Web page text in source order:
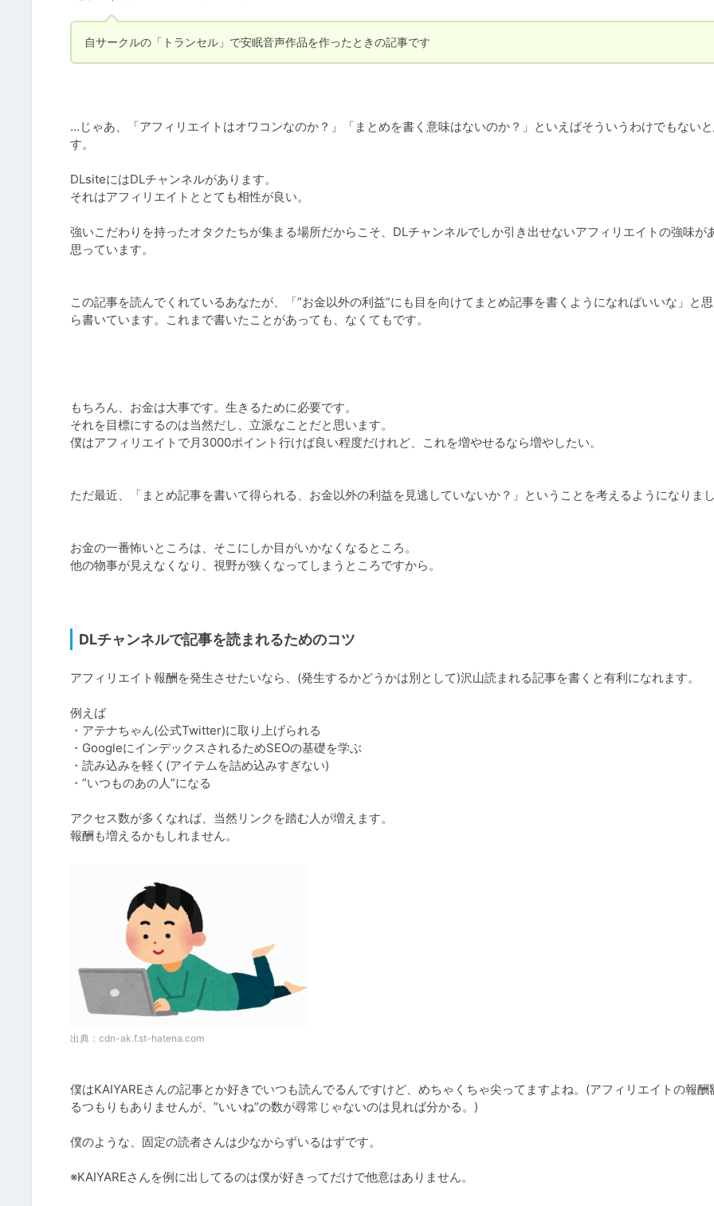
自サークルの「トランセル」で安眠音声作品を作ったときの記事です
…じゃあ、「アフィリエイトはオワコンなのか？」「まとめを書く意味はないのか？」といえばそういうわけでもない
す。
DLsiteにはDLチャンネルがあります。
それはアフィリエイトととても相性が良い。
強いこだわりを持ったオタクたちが集まる場所だからこそ、DLチャンネルでしか引き出せないアフィリエイトの強味が
思っています。
この記事を読んでくれているあなたが、「”お金以外の利益”にも目を向けてまとめ記事を書くようになればいいな」と
ら書いています。これまで書いたことがあっても、なくてもです。
もちろん、お金は大事です。生きるために必要です。
それを目標にするのは当然だし、立派なことだと思います。
僕はアフィリエイトで月3000ポイント行けば良い程度だけれど、これを増やせるなら増やしたい。
ただ最近、「まとめ記事を書いて得られる、お金以外の利益を見逃していないか？」ということを考えるようになりま
お金の一番怖いところは、そこにしか目がいかなくなるところ。
他の物事が見えなくなり、視野が狭くなってしまうところですから。
DLチャンネルで記事を読まれるためのコツ
アフィリエイト報酬を発生させたいなら、(発生するかどうかは別として)沢山読まれる記事を書くと有利になれます。
例えば
・アテナちゃん(公式Twitter)に取り上げられる
・GoogleにインデックスされるためSEOの基礎を学ぶ
・読み込みを軽く(アイテムを詰め込みすぎない)
・”いつものあの人”になる
アクセス数が多くなれば、当然リンクを踏む人が増えます。
報酬も増えるかもしれません。
出典： cdn-ak.f.st-hatena.com
僕はKAIYAREさんの記事とか好きでいつも読んでるんですけど、めちゃくちゃ尖ってますよね。(アフィリエイトの報酬
るつもりもありませんが、”いいね”の数が尋常じゃないのは見れば分かる。)
僕のような、固定の読者さんは少なからずいるはずです。